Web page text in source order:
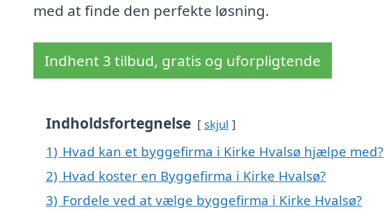
med at finde den perfekte løsning.
Indhent 3 tilbud, gratis og uforpligtende
Indholdsfortegnelse skjul
1) Hvad kan et byggefirma i Kirke Hvalsø hjælpe med?
2) Hvad koster en Byggefirma i Kirke Hvalsø?
3) Fordele ved at vælge byggefirma i Kirke Hvalsø?